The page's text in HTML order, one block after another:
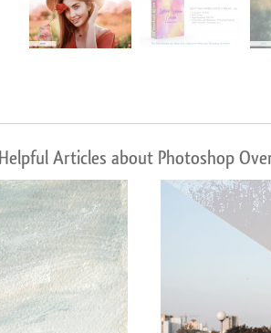
Helpful Articles about Photoshop